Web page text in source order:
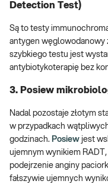
Detection Test)
Są to testy
antygen węglowodanowy
szybkiego testu jest
antybiotykoterapię bez
3. Posiew
Nadal pozostaje złotym
w przypadkach
godzinach. Posiew jest
ujemnym wynikiem
podejrzenie anginy
fałszywie ujemnych